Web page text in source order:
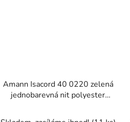
Amann Isacord 40 0220 zelená
jednobarevná nit polyester